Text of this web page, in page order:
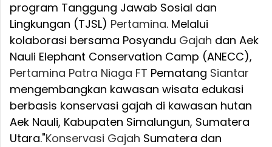
program Tanggung Jawab Sosial dan
Lingkungan (TJSL) Pertamina. Melalui
kolaborasi bersama Posyandu Gajah dan Aek
Nauli Elephant Conservation Camp (ANECC),
Pertamina Patra Niaga FT Pematang Siantar
mengembangkan kawasan wisata edukasi
berbasis konservasi gajah di kawasan hutan
Aek Nauli, Kabupaten Simalungun, Sumatera
Utara."Konservasi Gajah Sumatera dan